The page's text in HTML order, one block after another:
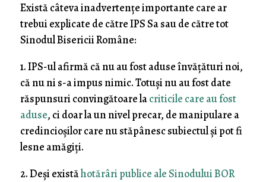
Există câteva inadvertențe importante care ar
trebui explicate de către IPS Sa sau de către tot
Sinodul Bisericii Române:
1. IPS-ul afirmă că nu au fost aduse învățături noi,
că nu ni s-a impus nimic. Totuși nu au fost date
răspunsuri convingătoare lacriticile care au fost
aduse, ci doar la un nivel precar, de manipulare a
credincioșilor care nu stăpânesc subiectul și pot fi
lesne amăgiți.
2. Deși existăhotărâri publice ale Sinodului BOR